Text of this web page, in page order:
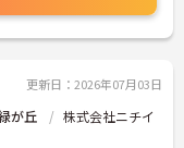
のポイ
ており
更新日：2026年07月03日
が丘
株式会社ニチイ